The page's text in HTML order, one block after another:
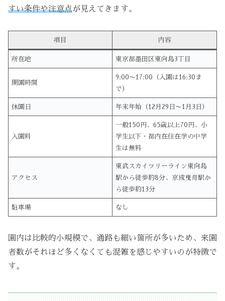
すい条件や注意点が見えてきます。
項目 内容
所在地 東京都墨田区東向島3丁目
開園時間
9:00〜17:00（入園は16:30ま
で）
休園日 年末年始（12月29日〜1月3日）
入園料
一般150円、65歳以上70円、小
学生以下・都内在住在学の中学
生は無料
アクセス
東武スカイツリーライン東向島
駅から徒歩約8分、京成曳舟駅か
ら徒歩約13分
駐車場 なし
園内は比較的小規模で、通路も細い箇所が多いため、来園
者数がそれほど多くなくても混雑を感じやすいのが特徴で
す。